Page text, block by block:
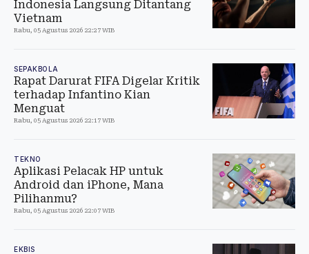
Indonesia Langsung Ditantang
Vietnam
Rabu, 05 Agustus 2026 22:27 WIB
SEPAKBOLA
Rapat Darurat FIFA Digelar Kritik
terhadap Infantino Kian
Menguat
Rabu, 05 Agustus 2026 22:17 WIB
TEKNO
Aplikasi Pelacak HP untuk
Android dan iPhone, Mana
Pilihanmu?
Rabu, 05 Agustus 2026 22:07 WIB
EKBIS